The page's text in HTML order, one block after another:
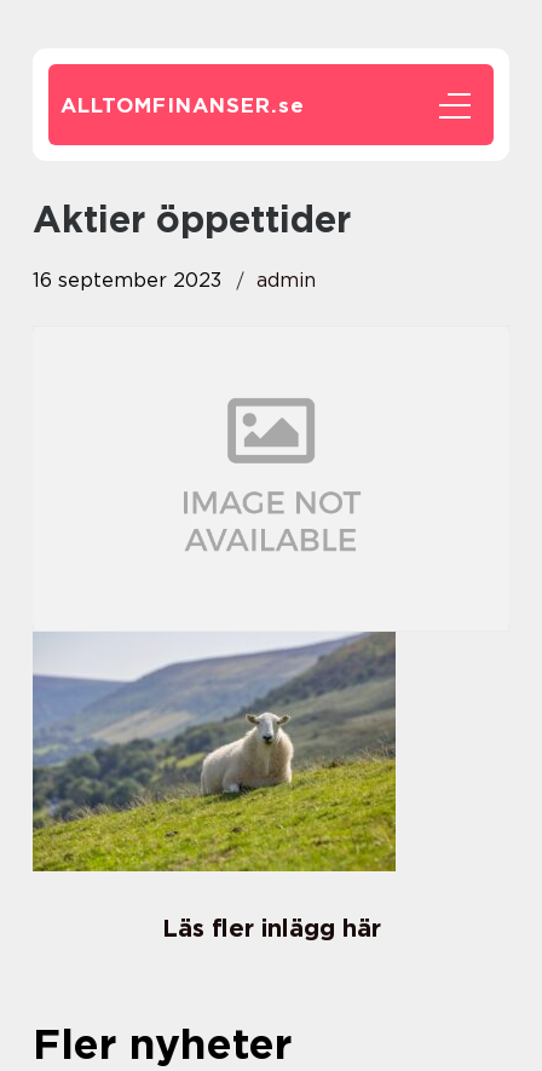
ALLTOMFINANSER.se
aktier öppettider
16 september 2023 admin
Läs fler inlägg här
Fler nyheter